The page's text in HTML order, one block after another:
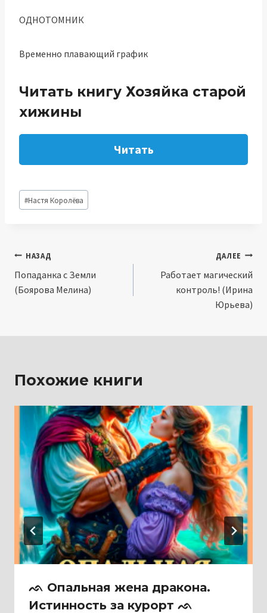
ОДНОТОМНИК
Временно плавающий график
Читать книгу Хозяйка старой
хижины
Читать
Метки
записи:
#Настя Королёва
Навигация
по
НАЗАД
Попаданка с Земли
(Боярова Мелина)
ДАЛЕЕ
Работает магический
контроль! (Ирина
Юрьева)
Похожие книги
ᨒ Опальная жена дракона.
Истинность за курорт ᨒ